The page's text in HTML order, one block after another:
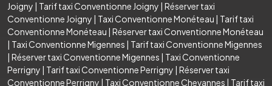
Joigny | Tarif taxi Conventionne Joigny | Réserver taxi
Conventionne Joigny | Taxi Conventionne Monéteau | Tarif taxi
Conventionne Monéteau | Réserver taxi Conventionne Monéteau
| Taxi Conventionne Migennes | Tarif taxi Conventionne Migennes
| Réserver taxi Conventionne Migennes | Taxi Conventionne
Perrigny | Tarif taxi Conventionne Perrigny | Réserver taxi
Conventionne Perrigny | Taxi Conventionne Chevannes | Tarif taxi